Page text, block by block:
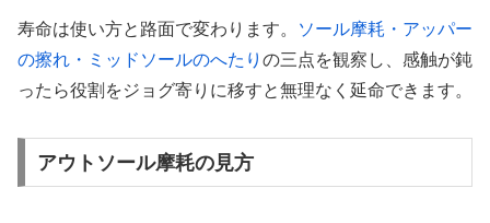
寿命は使い方と路面で変わります。
ソール摩耗・アッパー
の擦れ・ミッドソールのへたり の三点を観察し、感触が鈍
ったら役割をジョグ寄りに移すと無理なく延命できます。
アウトソール摩耗の見方